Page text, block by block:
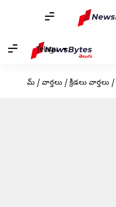
Telugu
హోమ్ / వార్తలు / క్రీడలు వార్తలు /